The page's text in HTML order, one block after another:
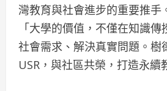
灣教育與社會進步的重要推手
「大學的價值，不僅在知識
社會需求、解決真實問題。樹
USR，與社區共榮，打造永續